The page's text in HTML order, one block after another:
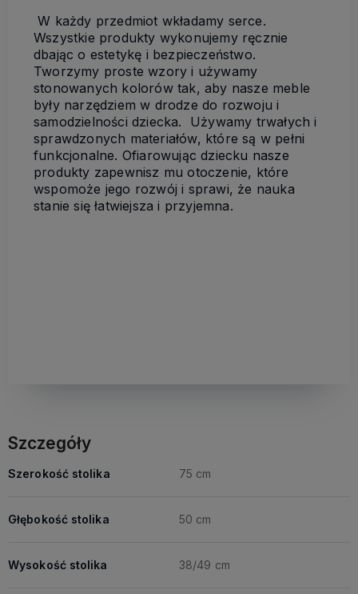
W każdy przedmiot wkładamy serce.
Wszystkie produkty wykonujemy ręcznie
dbając o estetykę i bezpieczeństwo.
Tworzymy proste wzory i używamy
stonowanych kolorów tak, aby nasze meble
były narzędziem w drodze do rozwoju i
samodzielności dziecka. Używamy trwałych i
sprawdzonych materiałów, które są w pełni
funkcjonalne. Ofiarowując dziecku nasze
produkty zapewnisz mu otoczenie, które
wspomoże jego rozwój i sprawi, że nauka
stanie się łatwiejsza i przyjemna.
Szczegóły
Szerokość stolika 75 cm
Głębokość stolika 50 cm
Wysokość stolika 38/49 cm